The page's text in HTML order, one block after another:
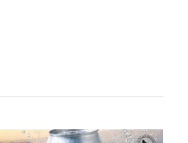
心承載著中壢人的集體記
來賓客最誠摯的歡迎。